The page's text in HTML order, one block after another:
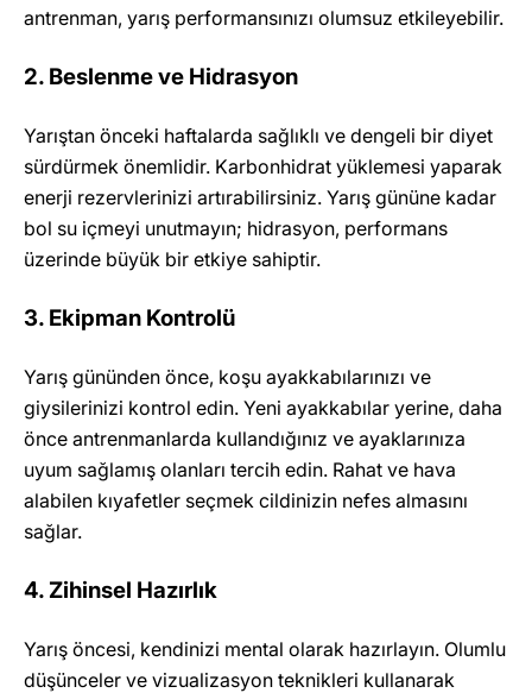
antrenman, yarış performansınızı olumsuz etkileyebilir.
2. Beslenme ve Hidrasyon
Yarıştan önceki haftalarda sağlıklı ve dengeli bir diyet
sürdürmek önemlidir. Karbonhidrat yüklemesi yaparak
enerji rezervlerinizi artırabilirsiniz. Yarış gününe kadar
bol su içmeyi unutmayın; hidrasyon, performans
üzerinde büyük bir etkiye sahiptir.
3. Ekipman Kontrolü
Yarış gününden önce, koşu ayakkabılarınızı ve
giysilerinizi kontrol edin. Yeni ayakkabılar yerine, daha
önce antrenmanlarda kullandığınız ve ayaklarınıza
uyum sağlamış olanları tercih edin. Rahat ve hava
alabilen kıyafetler seçmek cildinizin nefes almasını
sağlar.
4. Zihinsel Hazırlık
Yarış öncesi, kendinizi mental olarak hazırlayın. Olumlu
düşünceler ve vizualizasyon teknikleri kullanarak